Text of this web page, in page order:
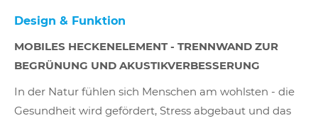
Design & Funktion
MOBILES HECKENELEMENT - TRENNWAND ZUR
BEGRÜNUNG UND AKUSTIKVERBESSERUNG
In der Natur fühlen sich Menschen am wohlsten - die
Gesundheit wird gefördert, Stress abgebaut und das